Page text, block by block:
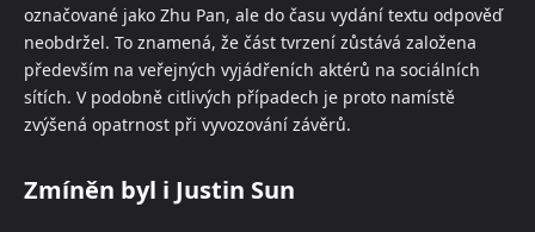
označované jako Zhu Pan, ale do času vydání textu odpověď
neobdržel. To znamená, že část tvrzení zůstává založena
především na veřejných vyjádřeních aktérů na sociálních
sítích. V podobně citlivých případech je proto namístě
zvýšená opatrnost při vyvozování závěrů.
Zmíněn byl i Justin Sun